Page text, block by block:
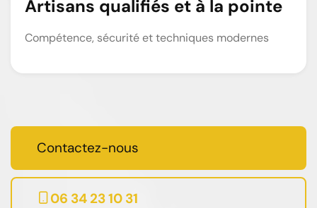
Artisans qualifiés et à la pointe
Compétence, sécurité et techniques modernes
Contactez-nous
06 34 23 10 31